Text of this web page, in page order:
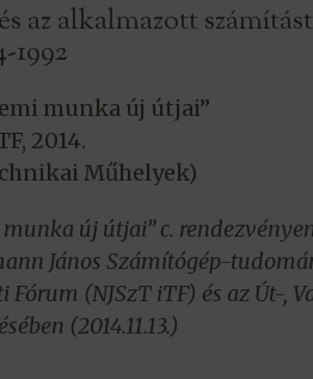
az alkalmazott
1992
munka új útjai”
2014.
Műhelyek)
új útjai” c.
János Számítógép-
(NJSzT iTF) és az Út-,
(2014.11.13.)